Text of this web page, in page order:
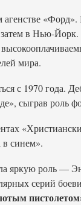
агенстве
в Нью-
мира.
с 1970 года.
сыграв роль
синем».
яркую роль —
серий